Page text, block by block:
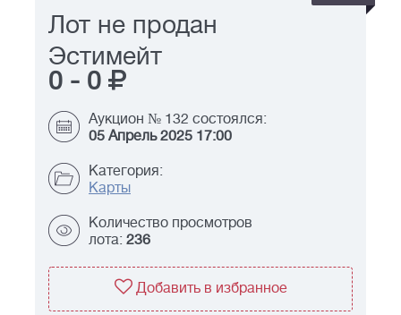
Лот не продан
Эстимейт
0 - 0
Аукцион № 132 состоялся:
05 Апрель 2025 17:00
Категория:
Карты
Количество просмотров
лота: 236
Добавить в избранное